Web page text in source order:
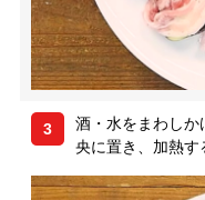
3
酒・水をまわしか
央に置き、加熱す